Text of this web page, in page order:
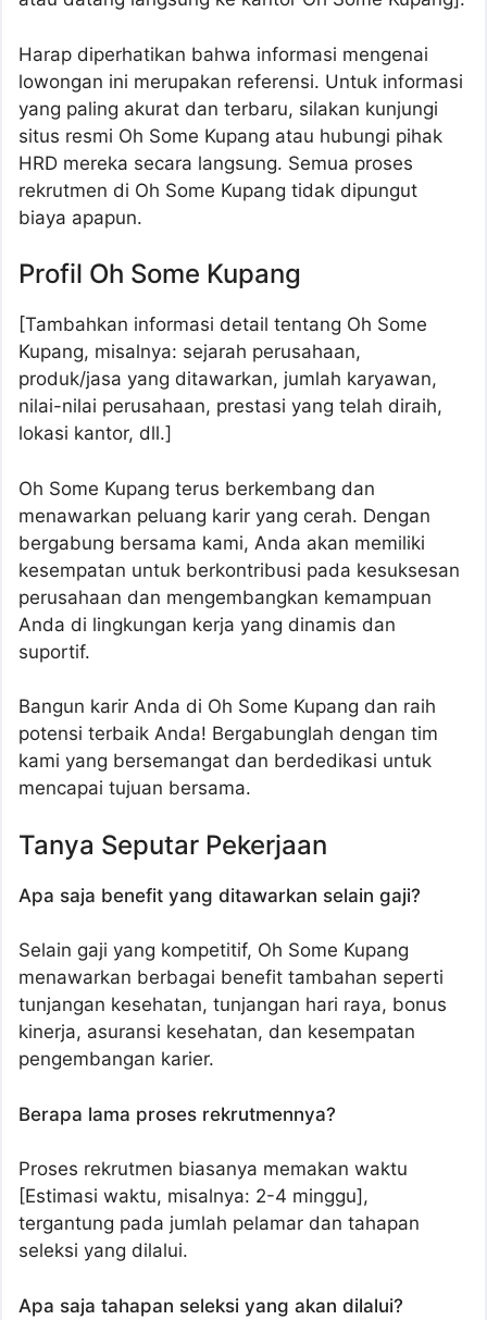
Harap diperhatikan bahwa informasi mengenai
lowongan ini merupakan referensi. Untuk informasi
yang paling akurat dan terbaru, silakan kunjungi
situs resmi Oh Some Kupang atau hubungi pihak
HRD mereka secara langsung. Semua proses
rekrutmen di Oh Some Kupang tidak dipungut
biaya apapun.
Profil Oh Some Kupang
[Tambahkan informasi detail tentang Oh Some
Kupang, misalnya: sejarah perusahaan,
produk/jasa yang ditawarkan, jumlah karyawan,
nilai-nilai perusahaan, prestasi yang telah diraih,
lokasi kantor, dll.]
Oh Some Kupang terus berkembang dan
menawarkan peluang karir yang cerah. Dengan
bergabung bersama kami, Anda akan memiliki
kesempatan untuk berkontribusi pada kesuksesan
perusahaan dan mengembangkan kemampuan
Anda di lingkungan kerja yang dinamis dan
suportif.
Bangun karir Anda di Oh Some Kupang dan raih
potensi terbaik Anda! Bergabunglah dengan tim
kami yang bersemangat dan berdedikasi untuk
mencapai tujuan bersama.
Tanya Seputar Pekerjaan
Apa saja benefit yang ditawarkan selain gaji?
Selain gaji yang kompetitif, Oh Some Kupang
menawarkan berbagai benefit tambahan seperti
tunjangan kesehatan, tunjangan hari raya, bonus
kinerja, asuransi kesehatan, dan kesempatan
pengembangan karier.
Berapa lama proses rekrutmennya?
Proses rekrutmen biasanya memakan waktu
[Estimasi waktu, misalnya: 2-4 minggu],
tergantung pada jumlah pelamar dan tahapan
seleksi yang dilalui.
Apa saja tahapan seleksi yang akan dilalui?